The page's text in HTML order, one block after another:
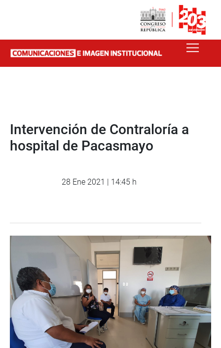
Intervención de Contraloría a
hospital de Pacasmayo
28 Ene 2021 | 14:45 h